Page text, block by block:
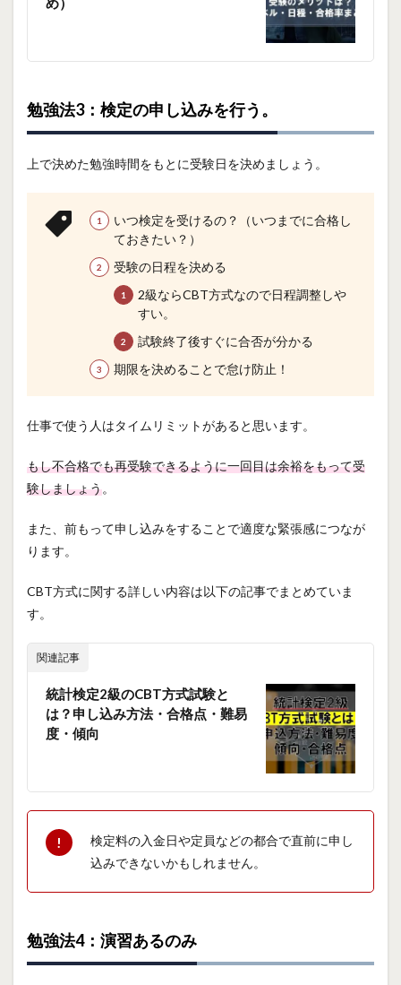
勉強法3：検定の申し込みを行う。
上で決めた勉強時間をもとに受験日を決めましょう。
いつ検定を受けるの？（いつまでに合格し
ておきたい？）
受験の日程を決める
2級ならCBT方式なので日程調整しや
すい。
試験終了後すぐに合否が分かる
期限を決めることで怠け防止！
仕事で使う人はタイムリミットがあると思います。
もし不合格でも再受験できるように一回目は余裕をもって受
験しましょう。
また、前もって申し込みをすることで適度な緊張感につなが
ります。
CBT方式に関する詳しい内容は以下の記事でまとめていま
す。
関連記事
統計検定2級のCBT方式試験と
は？申し込み方法・合格点・難易
度・傾向
検定料の入金日や定員などの都合で直前に申し
込みできないかもしれません。
勉強法4：演習あるのみ